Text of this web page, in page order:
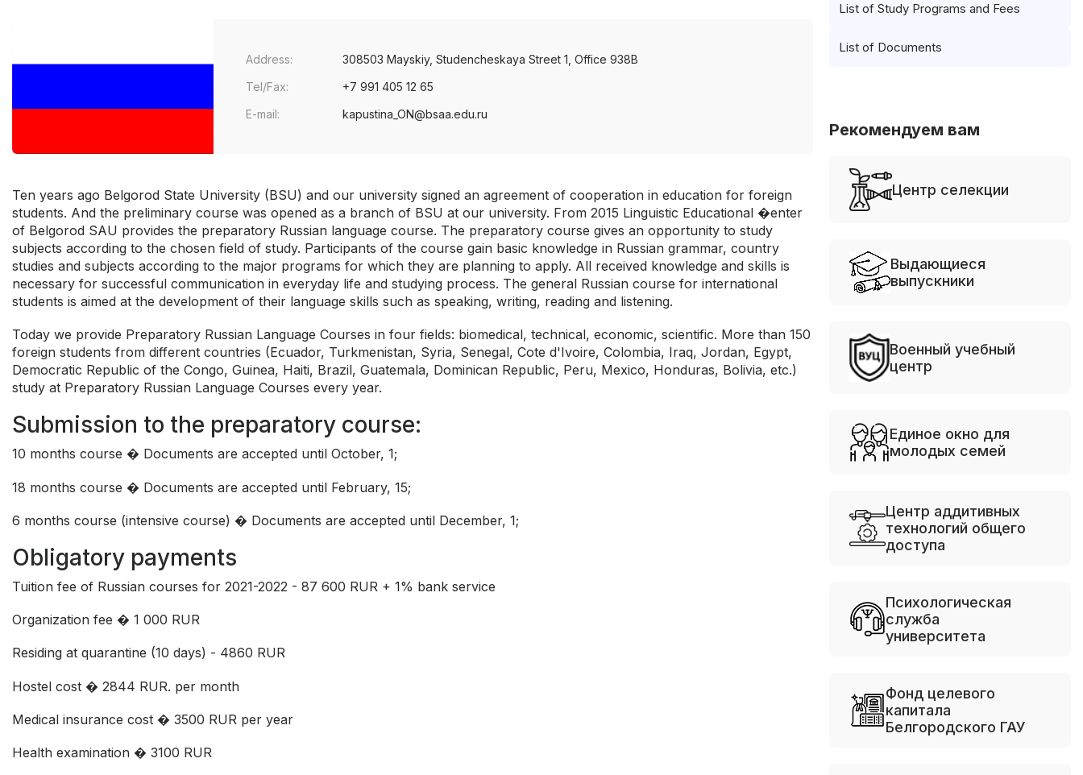
Address:
308503 Mayskiy, Studencheskaya Street 1, Office 938B
Tel/Fax:
+7 991 405 12 65
E-mail:
kapustina_ON@bsaa.edu.ru
Ten years ago Belgorod State University (BSU) and our university signed an agreement of cooperation in education for foreign
students. And the preliminary course was opened as a branch of BSU at our university. From 2015 Linguistic Educational �enter
of Belgorod SAU provides the preparatory Russian language course. The preparatory course gives an opportunity to study
subjects according to the chosen field of study. Participants of the course gain basic knowledge in Russian grammar, country
studies and subjects according to the major programs for which they are planning to apply. All received knowledge and skills is
necessary for successful communication in everyday life and studying process. The general Russian course for international
students is aimed at the development of their language skills such as speaking, writing, reading and listening.
Today we provide Preparatory Russian Language Courses in four fields: biomedical, technical, economic, scientific. More than 150
foreign students from different countries (Ecuador, Turkmenistan, Syria, Senegal, Cote d'Ivoire, Colombia, Iraq, Jordan, Egypt,
Democratic Republic of the Congo, Guinea, Haiti, Brazil, Guatemala, Dominican Republic, Peru, Mexico, Honduras, Bolivia, etc.)
study at Preparatory Russian Language Courses every year.
Submission to the preparatory course:
10 months course � Documents are accepted until October, 1;
18 months course � Documents are accepted until February, 15;
6 months course (intensive course) � Documents are accepted until December, 1;
Obligatory payments
Tuition fee of Russian courses for 2021-2022 - 87 600 RUR + 1% bank service
Organization fee � 1 000 RUR
Residing at quarantine (10 days) - 4860 RUR
Hostel cost � 2844 RUR. per month
Medical insurance cost � 3500 RUR per year
Health examination � 3100 RUR
List of Study Programs and Fees
List of Documents
Рекомендуем вам
Центр селекции
Выдающиеся
выпускники
Военный учебный
центр
Единое окно для
молодых семей
Центр аддитивных
технологий общего
доступа
Психологическая
служба
университета
Фонд целевого
капитала
Белгородского ГАУ